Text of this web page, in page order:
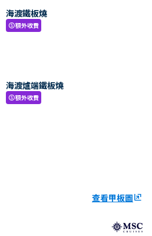
海渡鐵板燒
paid額外收費
海渡爐端鐵板燒
paid額外收費
查看甲板圖ungroup